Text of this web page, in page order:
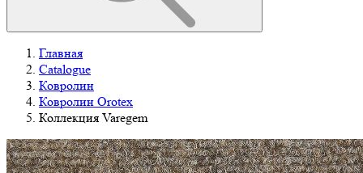
Главная
Catalogue
Ковролин
Ковролин Orotex
Коллекция Varegem